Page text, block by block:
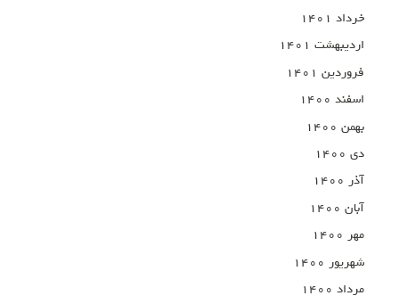
خرداد ۱۴۰۱
اردیبهشت ۱۴۰۱
فروردین ۱۴۰۱
اسفند ۱۴۰۰
بهمن ۱۴۰۰
دی ۱۴۰۰
آذر ۱۴۰۰
آبان ۱۴۰۰
مهر ۱۴۰۰
شهریور ۱۴۰۰
مرداد ۱۴۰۰